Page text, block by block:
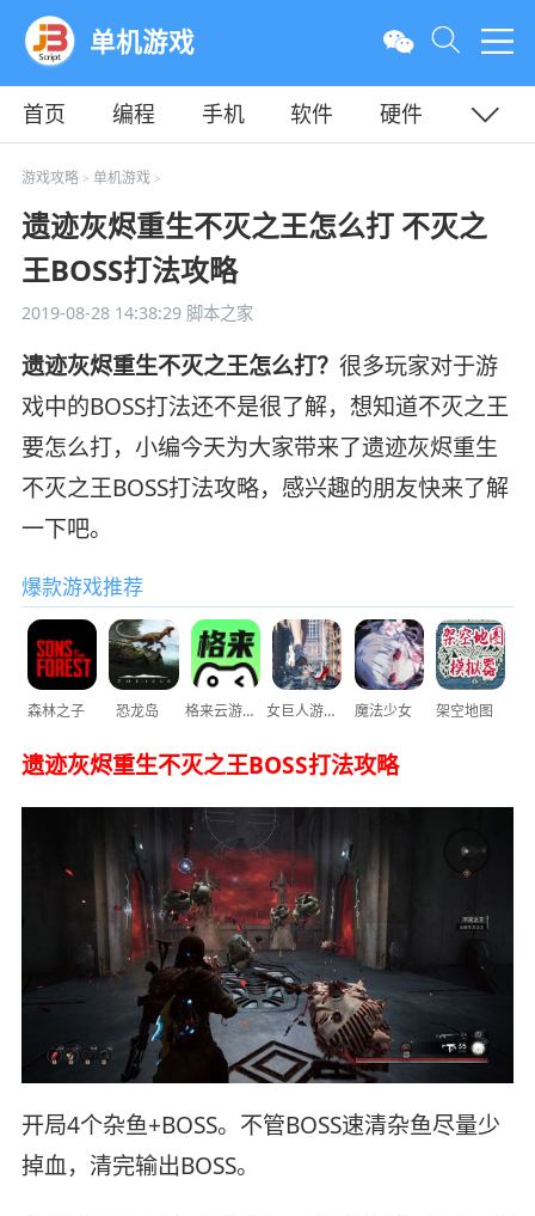
单机游戏
首页 编程 手机 软件
硬件
教程
平面
游戏攻略> 单机游戏>
遗迹灰烬重生不灭之王怎么打 不灭之
王BOSS打法攻略
2019-08-28 14:38:29脚本之家
遗迹灰烬重生不灭之王怎么打？ 很多玩家对于游
戏中的BOSS打法还不是很了解，想知道不灭之王
要怎么打，小编今天为大家带来了遗迹灰烬重生
不灭之王BOSS打法攻略，感兴趣的朋友快来了解
一下吧。
爆款游戏推荐
森林之子 恐龙岛 格来云游戏 女巨人游乐场 魔法少女 架空地图
遗迹灰烬重生不灭之王BOSS打法攻略
开局4个杂鱼+BOSS。不管BOSS速清杂鱼尽量少
掉血，清完输出BOSS。